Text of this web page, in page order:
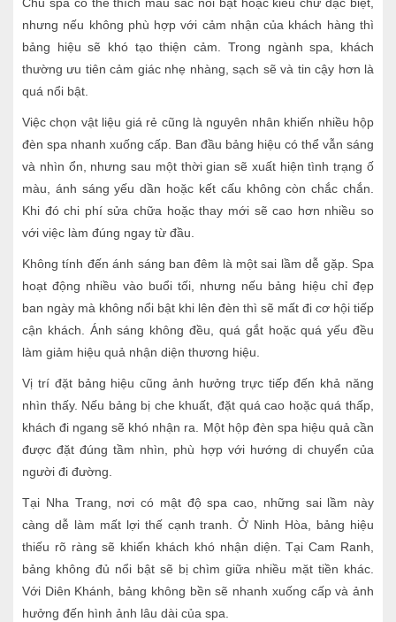
nhưng nếu không phù hợp với cảm nhận của khách hàng thì
bảng hiệu sẽ khó tạo thiện cảm. Trong ngành spa, khách
thường ưu tiên cảm giác nhẹ nhàng, sạch sẽ và tin cậy hơn là
quá nổi bật.
Việc chọn vật liệu giá rẻ cũng là nguyên nhân khiến nhiều hộp
đèn spa nhanh xuống cấp. Ban đầu bảng hiệu có thể vẫn sáng
và nhìn ổn, nhưng sau một thời gian sẽ xuất hiện tình trạng ố
màu, ánh sáng yếu dần hoặc kết cấu không còn chắc chắn.
Khi đó chi phí sửa chữa hoặc thay mới sẽ cao hơn nhiều so
với việc làm đúng ngay từ đầu.
Không tính đến ánh sáng ban đêm là một sai lầm dễ gặp. Spa
hoạt động nhiều vào buổi tối, nhưng nếu bảng hiệu chỉ đẹp
ban ngày mà không nổi bật khi lên đèn thì sẽ mất đi cơ hội tiếp
cận khách. Ánh sáng không đều, quá gắt hoặc quá yếu đều
làm giảm hiệu quả nhận diện thương hiệu.
Vị trí đặt bảng hiệu cũng ảnh hưởng trực tiếp đến khả năng
nhìn thấy. Nếu bảng bị che khuất, đặt quá cao hoặc quá thấp,
khách đi ngang sẽ khó nhận ra. Một hộp đèn spa hiệu quả cần
được đặt đúng tầm nhìn, phù hợp với hướng di chuyển của
người đi đường.
Tại Nha Trang, nơi có mật độ spa cao, những sai lầm này
càng dễ làm mất lợi thế cạnh tranh. Ở Ninh Hòa, bảng hiệu
thiếu rõ ràng sẽ khiến khách khó nhận diện. Tại Cam Ranh,
bảng không đủ nổi bật sẽ bị chìm giữa nhiều mặt tiền khác.
Với Diên Khánh, bảng không bền sẽ nhanh xuống cấp và ảnh
hưởng đến hình ảnh lâu dài của spa.